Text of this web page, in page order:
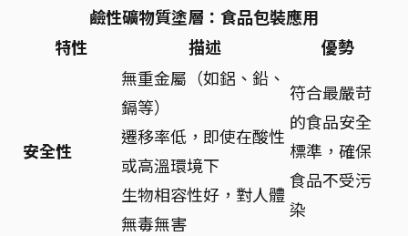
鹼性礦物質塗層：食品包裝應用
特性
描述 優勢
安全性
無重金屬（如鋁、鉛、
鎘等）
遷移率低，即使在酸性
或高溫環境下
生物相容性好，對人體
無毒無害
符合最嚴苛
的食品安全
標準，確保
食品不受污
染